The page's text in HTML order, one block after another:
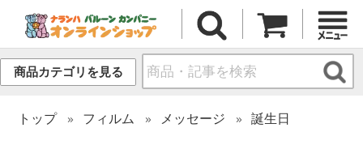
商品カテゴリを見る
トップ フィルム メッセージ 誕生日